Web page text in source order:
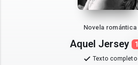
Novela romántica
Aquel Jersey
Texto completo